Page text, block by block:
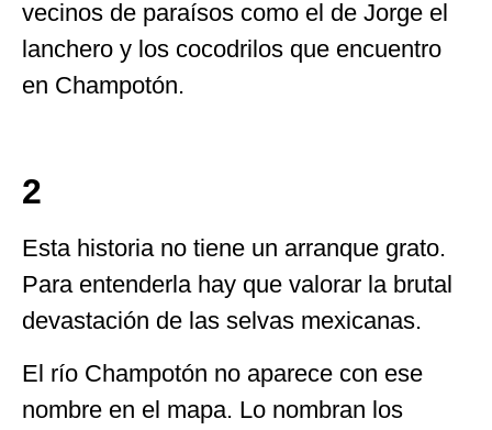
vecinos de paraísos como el de Jorge el
lanchero y los cocodrilos que encuentro
en Champotón.
2
Esta historia no tiene un arranque grato.
Para entenderla hay que valorar la brutal
devastación de las selvas mexicanas.
El río Champotón no aparece con ese
nombre en el mapa. Lo nombran los